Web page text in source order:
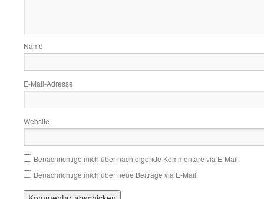
Name
E-Mail-Adresse
Website
Benachrichtige mich über nachfolgende Kommentare via E-Mail.
Benachrichtige mich über neue Beiträge via E-Mail.